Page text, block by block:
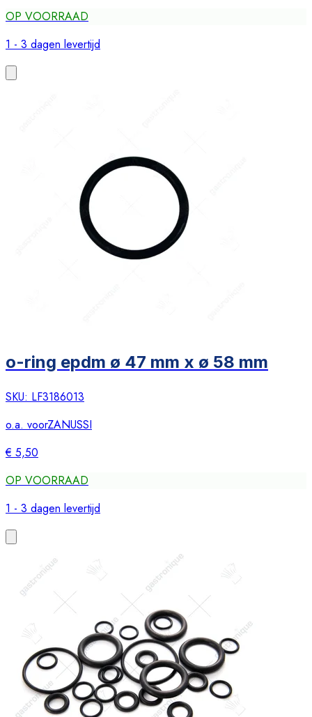
OP VOORRAAD
1 - 3 dagen levertijd
o-ring epdm ø 47 mm x ø 58 mm
SKU: LF3186013
o.a. voorZANUSSI
€ 5,50
OP VOORRAAD
1 - 3 dagen levertijd